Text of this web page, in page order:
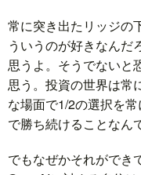
常に突き出たリッジの
ういうのが好きなんだ
思うよ。そうでないと
思う。投資の世界は常
な場面で1/2の選択を
で勝ち続けることなん
でもなぜかそれができ